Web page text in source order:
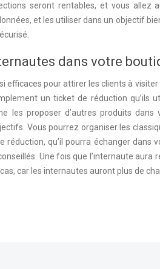
seront rentables, et vous
et les utiliser dans un objectif
dans votre
efficaces pour attirer les clients à
un ticket de réduction qu’ils
les proposer d’autres produits
Vous pourrez organiser les
réduction, qu’il pourra échanger
Une fois que l’internaute aura
car les internautes auront plus de